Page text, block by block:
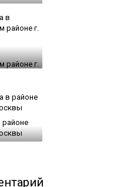
районе г.
районе